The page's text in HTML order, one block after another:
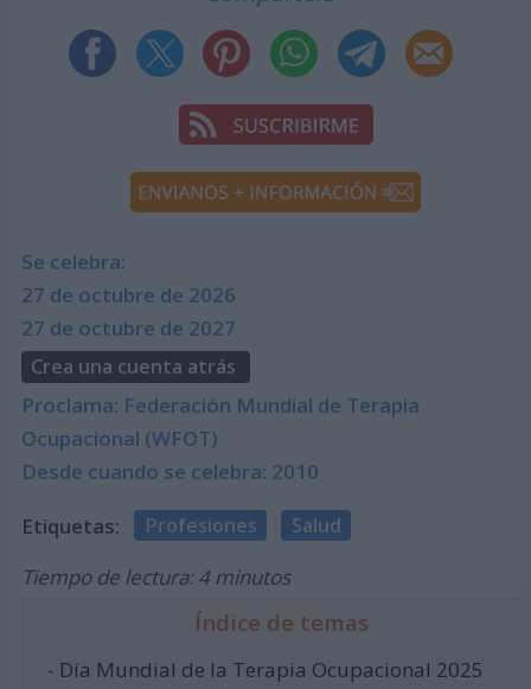
Se celebra:
27 de octubre de 2026
27 de octubre de 2027
Crea una cuenta atrás
Proclama: Federación Mundial de Terapia
Ocupacional (WFOT)
Desde cuando se celebra: 2010
Etiquetas: Profesiones Salud
Tiempo de lectura: 4 minutos
Índice de temas
- Día Mundial de la Terapia Ocupacional 2025